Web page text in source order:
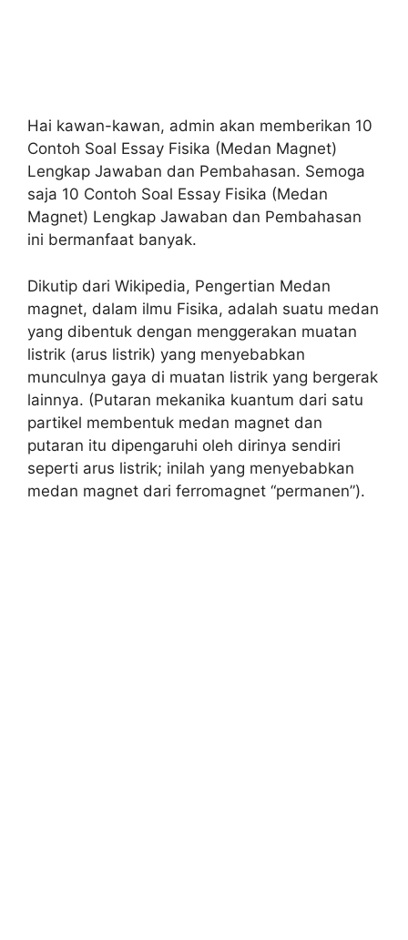
Hai kawan-kawan, admin akan memberikan 10
Contoh Soal Essay Fisika (Medan Magnet)
Lengkap Jawaban dan Pembahasan. Semoga
saja 10 Contoh Soal Essay Fisika (Medan
Magnet) Lengkap Jawaban dan Pembahasan
ini bermanfaat banyak.
Dikutip dari Wikipedia, Pengertian Medan
magnet, dalam ilmu Fisika, adalah suatu medan
yang dibentuk dengan menggerakan muatan
listrik (arus listrik) yang menyebabkan
munculnya gaya di muatan listrik yang bergerak
lainnya. (Putaran mekanika kuantum dari satu
partikel membentuk medan magnet dan
putaran itu dipengaruhi oleh dirinya sendiri
seperti arus listrik; inilah yang menyebabkan
medan magnet dari ferromagnet “permanen”).